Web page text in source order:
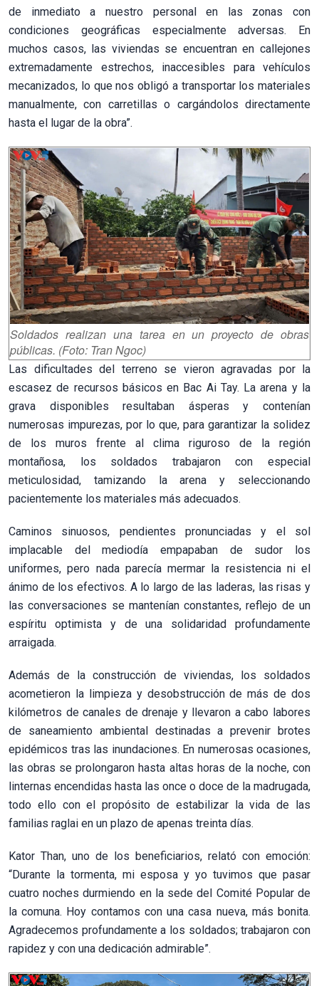
de inmediato a nuestro personal en las zonas con
condiciones geográficas especialmente adversas. En
muchos casos, las viviendas se encuentran en callejones
extremadamente estrechos, inaccesibles para vehículos
mecanizados, lo que nos obligó a transportar los materiales
manualmente, con carretillas o cargándolos directamente
hasta el lugar de la obra”.
Soldados realizan una tarea en un proyecto de obras
públicas. (Foto: Tran Ngoc)
Las dificultades del terreno se vieron agravadas por la
escasez de recursos básicos en Bac Ai Tay. La arena y la
grava disponibles resultaban ásperas y contenían
numerosas impurezas, por lo que, para garantizar la solidez
de los muros frente al clima riguroso de la región
montañosa, los soldados trabajaron con especial
meticulosidad, tamizando la arena y seleccionando
pacientemente los materiales más adecuados.
Caminos sinuosos, pendientes pronunciadas y el sol
implacable del mediodía empapaban de sudor los
uniformes, pero nada parecía mermar la resistencia ni el
ánimo de los efectivos. A lo largo de las laderas, las risas y
las conversaciones se mantenían constantes, reflejo de un
espíritu optimista y de una solidaridad profundamente
arraigada.
Además de la construcción de viviendas, los soldados
acometieron la limpieza y desobstrucción de más de dos
kilómetros de canales de drenaje y llevaron a cabo labores
de saneamiento ambiental destinadas a prevenir brotes
epidémicos tras las inundaciones. En numerosas ocasiones,
las obras se prolongaron hasta altas horas de la noche, con
linternas encendidas hasta las once o doce de la madrugada,
todo ello con el propósito de estabilizar la vida de las
familias raglai en un plazo de apenas treinta días.
Kator Than, uno de los beneficiarios, relató con emoción:
“Durante la tormenta, mi esposa y yo tuvimos que pasar
cuatro noches durmiendo en la sede del Comité Popular de
la comuna. Hoy contamos con una casa nueva, más bonita.
Agradecemos profundamente a los soldados; trabajaron con
rapidez y con una dedicación admirable”.